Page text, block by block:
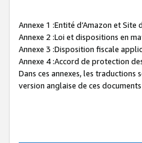
Annexe 1 :Entité d’Amazon et Site
Annexe 2 :Loi et dispositions en
Annexe 3 :Disposition fiscale
Annexe 4 :Accord de protection
Dans ces annexes, les
version anglaise de ces